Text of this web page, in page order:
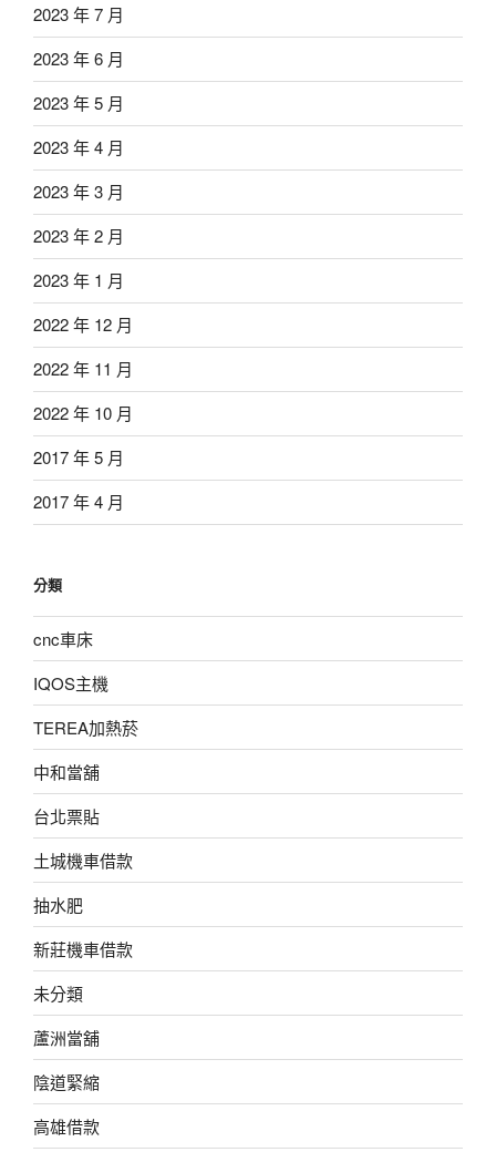
2023 年 7 月
2023 年 6 月
2023 年 5 月
2023 年 4 月
2023 年 3 月
2023 年 2 月
2023 年 1 月
2022 年 12 月
2022 年 11 月
2022 年 10 月
2017 年 5 月
2017 年 4 月
分類
cnc車床
IQOS主機
TEREA加熱菸
中和當舖
台北票貼
土城機車借款
抽水肥
新莊機車借款
未分類
蘆洲當舖
陰道緊縮
高雄借款